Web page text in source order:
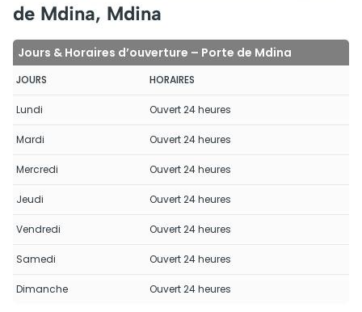
de Mdina, Mdina
Jours & Horaires d’ouverture – Porte de Mdina
JOURS HORAIRES
Lundi Ouvert 24 heures
Mardi Ouvert 24 heures
Mercredi Ouvert 24 heures
Jeudi Ouvert 24 heures
Vendredi Ouvert 24 heures
Samedi Ouvert 24 heures
Dimanche Ouvert 24 heures